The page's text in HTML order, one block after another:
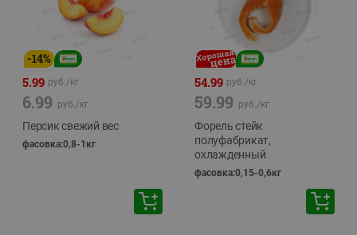
-14%
5.99 руб./кг
6.99 руб./кг
Персик свежий вес
фасовка:0,8-1кг
54.99 руб./кг
59.99 руб./кг
Форель стейк
полуфабрикат,
охлажденный
фасовка:0,15-0,6кг